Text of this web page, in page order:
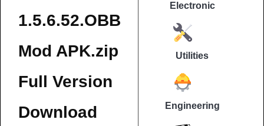
1.5.6.52.OBB
Mod APK.zip
Full Version
Download
Electronic
Utilities
Engineering